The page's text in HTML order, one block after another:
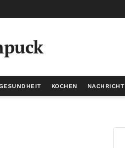
KOCHEN NACHRICHT
Sie achten